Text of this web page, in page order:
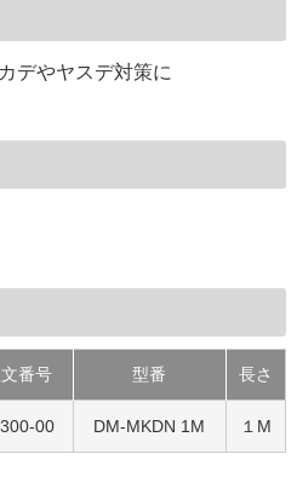
デやヤスデ対策に
番号 型番 長さ
00 DM-MKDN 1M １M